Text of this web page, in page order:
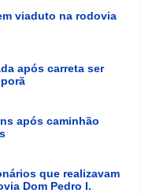
viaduto na rodovia
após carreta ser
após caminhão
que realizavam
Dom Pedro I.